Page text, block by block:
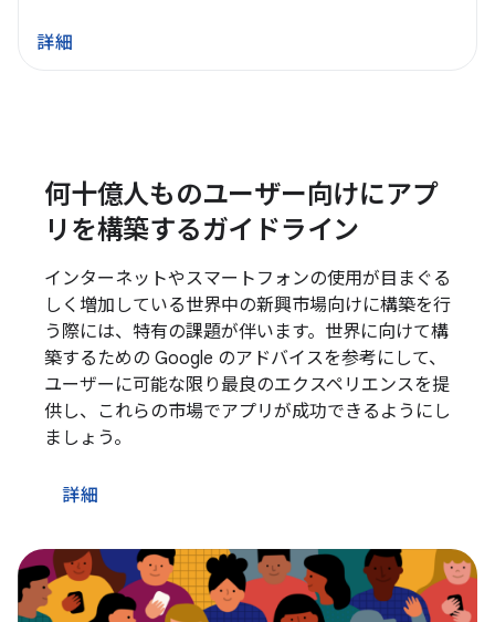
詳細
何十億人ものユーザー向けにアプ
リを構築するガイドライン
インターネットやスマートフォンの使用が目まぐる
しく増加している世界中の新興市場向けに構築を行
う際には、特有の課題が伴います。世界に向けて構
築するための Google のアドバイスを参考にして、
ユーザーに可能な限り最良のエクスペリエンスを提
供し、これらの市場でアプリが成功できるようにし
ましょう。
詳細